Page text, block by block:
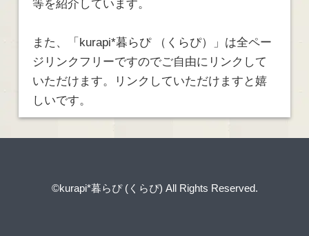
等を紹介しています。
また、「kurapi*暮らぴ （くらぴ）」は全ペー
ジリンクフリーですのでご自由にリンクして
いただけます。リンクしていただけますと嬉
しいです。
©kurapi*暮らぴ (くらぴ) All Rights Reserved.